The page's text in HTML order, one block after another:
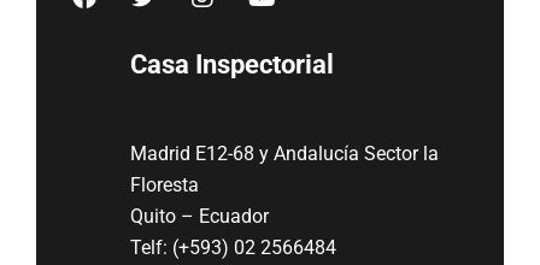
Casa Inspectorial
Madrid E12-68 y Andalucía Sector la
Floresta
Quito – Ecuador
Telf: (+593) 02 2566484